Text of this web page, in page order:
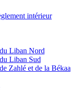
intérieur
Liban Nord
Liban Sud
Zahlé et de la Békaa